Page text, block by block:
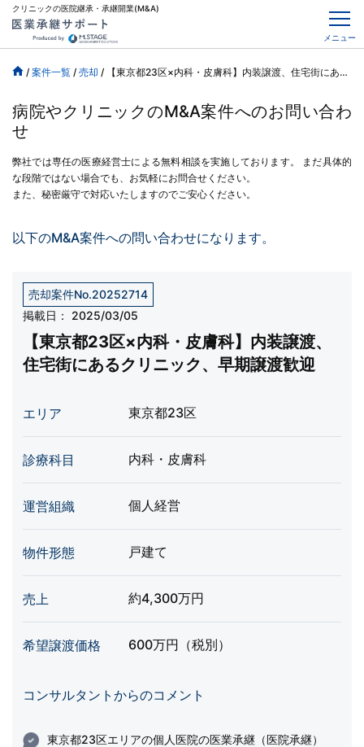
クリニックの医院継承・承継開業(M&A)
メニュー
/ 案件一覧 / 売却 / 【東京都23区×内科・皮膚科】内装譲渡、住宅街にあるクリニック、早期譲渡歓迎
病院やクリニックのM&A案件へのお問い合わ
せ
弊社では専任の医療経営士による無料相談を実施しております。
まだ具体的
な段階ではない場合でも、お気軽にお問合せください。
また、秘密厳守で対応いたしますのでご安心ください。
以下のM&A案件への問い合わせになります。
売却案件No.20252714
掲載日：
2025/03/05
【東京都23区×内科・皮膚科】内装譲渡、
住宅街にあるクリニック、早期譲渡歓迎
エリア 東京都23区
診療科目 内科・皮膚科
運営組織 個人経営
物件形態 戸建て
売上 約4,300万円
希望譲渡価格 600万円（税別）
コンサルタントからのコメント
東京都23区エリアの個人医院の医業承継（医院承継）